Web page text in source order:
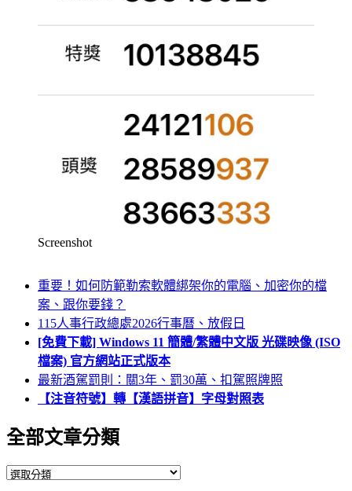
Screenshot
重要！如何防範勒索軟體綁架你的電腦、加密你的檔
案、跟你要錢？
115人事行政總處2026行事曆、放假日
[免費下載] Windows 11 簡體/繁體中文版 光碟映像 (ISO
檔案) 官方網站正式版本
最新酒駕罰則：關3年、罰30萬、扣駕照牌照
【注音符號】轉【漢語拼音】字母對照表
全部文章分類
全